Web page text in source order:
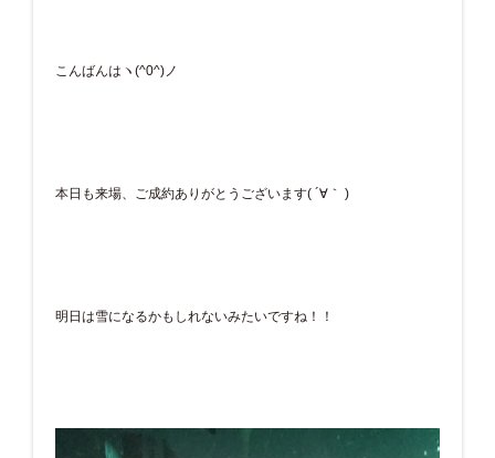
こんばんはヽ(^0^)ノ
本日も来場、ご成約ありがとうございます( ´∀｀ )
明日は雪になるかもしれないみたいですね！！